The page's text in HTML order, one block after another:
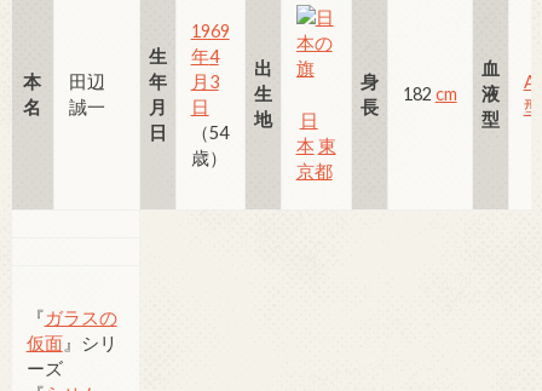
本
名
田辺
誠一
生
年
月
日
1969
年4
月3
日
（54
歳）
出
生
地
日
本 東
京都
身
長
182 cm
血
液
型
A
型
『ガラスの
仮面』シリ
ーズ